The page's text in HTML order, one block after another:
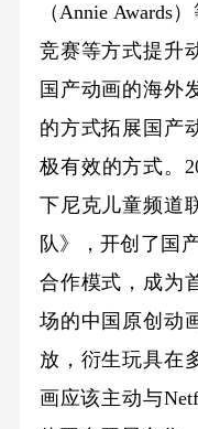
（Annie Awards
竞赛等方式提升
国产动画的海外
的方式拓展国产
极有效的方式。
下尼克儿童频道
队》，开创了国
合作模式，成为
场的中国原创动
放，衍生玩具在
画应该主动与